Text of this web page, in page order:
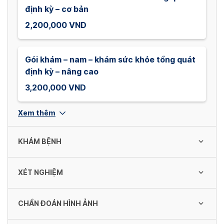
định kỳ – cơ bản
2,200,000 VND
Gói khám – nam – khám sức khỏe tổng quát
định kỳ – nâng cao
3,200,000 VND
Xem thêm
KHÁM BỆNH
Khám Nội khoa
XÉT NGHIỆM
CHẨN ĐOÁN HÌNH ẢNH